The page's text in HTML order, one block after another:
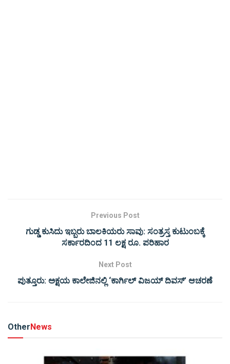
Previous Post
ಗುಡ್ಡ ಕುಸಿದು ಇಬ್ಬರು ಬಾಲಕಿಯರು ಸಾವು: ಸಂತ್ರಸ್ತ ಕುಟುಂಬಕ್ಕೆ
ಸರ್ಕಾರದಿಂದ 11 ಲಕ್ಷ ರೂ. ಪರಿಹಾರ
Next Post
ಪುತ್ತೂರು: ಅಕ್ಷಯ ಕಾಲೇಜಿನಲ್ಲಿ ‘ಕಾರ್ಗಿಲ್ ವಿಜಯ್ ದಿವಸ್’ ಆಚರಣೆ
Other News